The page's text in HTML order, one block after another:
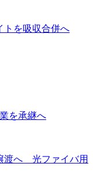
トを吸収合併へ
を承継へ
渡へ 光ファイバ用